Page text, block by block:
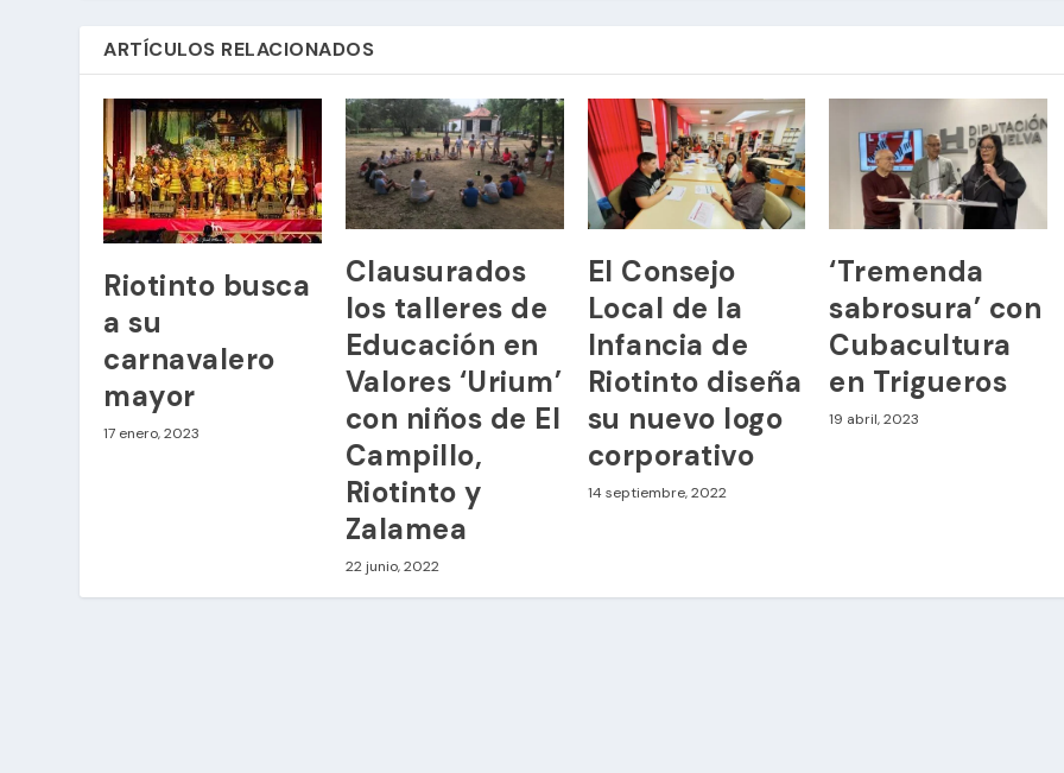
ARTÍCULOS RELACIONADOS
Riotinto busca
a su
carnavalero
mayor
17 enero, 2023
Clausurados
los talleres de
Educación en
Valores ‘Urium’
con niños de El
Campillo,
Riotinto y
Zalamea
22 junio, 2022
El Consejo
Local de la
Infancia de
Riotinto diseña
su nuevo logo
corporativo
14 septiembre, 2022
‘Tremenda
sabrosura’ con
Cubacultura
en Trigueros
19 abril, 2023